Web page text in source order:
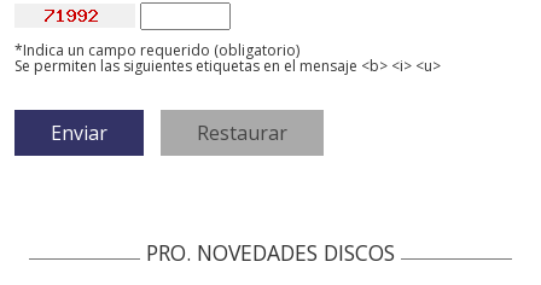
*Indica un campo requerido (obligatorio)
Se permiten las siguientes etiquetas en el mensaje <b> <i> <u>
PRO. NOVEDADES DISCOS